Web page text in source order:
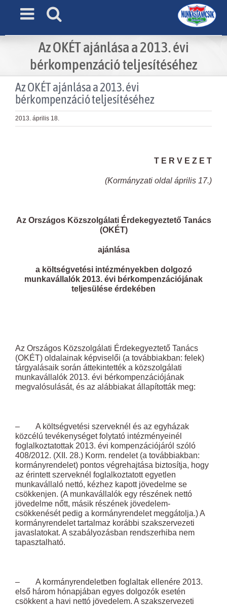
Az OKÉT ajánlása a 2013. évi
bérkompenzáció teljesítéséhez
Az OKÉT ajánlása a 2013. évi
bérkompenzáció teljesítéséhez
2013. április 18.
T E R V E Z E T
(Kormányzati oldal április 17.)
Az Országos Közszolgálati Érdekegyeztető Tanács
(OKÉT)
ajánlása
a költségvetési intézményekben dolgozó
munkavállalók 2013. évi bérkompenzációjának
teljesülése érdekében
Az Országos Közszolgálati Érdekegyeztető Tanács
(OKÉT) oldalainak képviselői (a továbbiakban: felek)
tárgyalásaik során áttekintették a közszolgálati
munkavállalók 2013. évi bérkompenzációjának
megvalósulását, és az alábbiakat állapították meg:
– A költségvetési szerveknél és az egyházak
közcélú tevékenységet folytató intézményeinél
foglalkoztatottak 2013. évi kompenzációjáról szóló
408/2012. (XII. 28.) Korm. rendelet (a továbbiakban:
kormányrendelet) pontos végrehajtása biztosítja, hogy
az érintett szerveknél foglalkoztatott egyetlen
munkavállaló nettó, kézhez kapott jövedelme se
csökkenjen. (A munkavállalók egy részének nettó
jövedelme nőtt, másik részének jövedelem-
csökkenését pedig a kormányrendelet meggátolja.) A
kormányrendelet tartalmaz korábbi szakszervezeti
javaslatokat. A szabályozásban rendszerhiba nem
tapasztalható.
– A kormányrendeletben foglaltak ellenére 2013.
első három hónapjában egyes dolgozók esetén
csökkent a havi nettó jövedelem. A szakszervezeti